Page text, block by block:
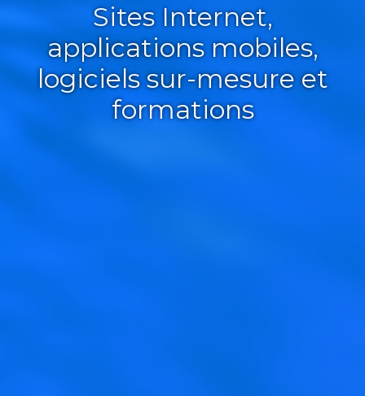
Sites Internet,
applications mobiles,
logiciels sur-mesure et
formations